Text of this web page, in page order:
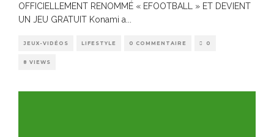
OFFICIELLEMENT RENOMMÉ « EFOOTBALL » ET DEVIENT
UN JEU GRATUIT Konami a
JEUX-VIDÉOS LIFESTYLE 0 COMMENTAIRE 0
8 VIEWS